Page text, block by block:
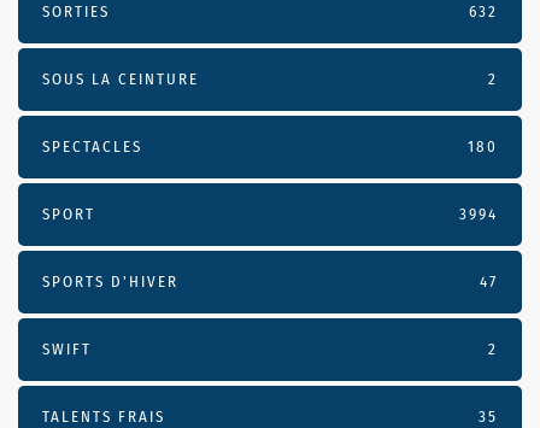
SORTIES 632
SOUS LA CEINTURE 2
SPECTACLES 180
SPORT 3994
SPORTS D'HIVER 47
SWIFT 2
TALENTS FRAIS 35